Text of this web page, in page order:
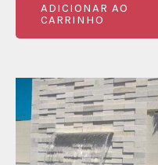
ADICIONAR AO
CARRINHO